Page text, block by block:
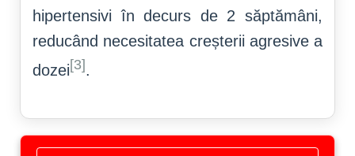
hipertensivi în decurs de 2 săptămâni,
reducând necesitatea creșterii agresive a
dozei[3].